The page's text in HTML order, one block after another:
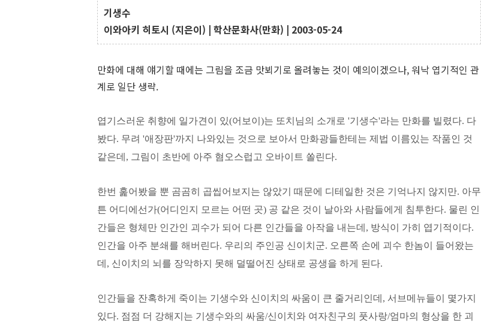
기생수
이와아키 히토시 (지은이) | 학산문화사(만화) | 2003-05-24
만화에 대해 얘기할 때에는 그림을 조금 맛뵈기로 올려놓는 것이 예의이겠으나, 워낙 엽기적인 관
계로 일단 생략.
엽기스러운 취향에 일가견이 있(어보이)는 또치님의 소개로 '기생수'라는 만화를 빌렸다. 다
봤다. 무려 '애장판'까지 나와있는 것으로 보아서 만화광들한테는 제법 이름있는 작품인 것
같은데, 그림이 초반에 아주 혐오스럽고 오바이트 쏠린다.
한번 훑어봤을 뿐 곰곰히 곱씹어보지는 않았기 때문에 디테일한 것은 기억나지 않지만. 아무
튼 어디에선가(어디인지 모르는 어떤 곳) 공 같은 것이 날아와 사람들에게 침투한다. 물린 인
간들은 형체만 인간인 괴수가 되어 다른 인간들을 아작을 내는데, 방식이 가히 엽기적이다.
인간을 아주 분쇄를 해버린다. 우리의 주인공 신이치군. 오른쪽 손에 괴수 한놈이 들어왔는
데, 신이치의 뇌를 장악하지 못해 덜떨어진 상태로 공생을 하게 된다.
인간들을 잔혹하게 죽이는 기생수와 신이치의 싸움이 큰 줄거리인데, 서브메뉴들이 몇가지
있다. 점점 더 강해지는 기생수와의 싸움/신이치와 여자친구의 풋사랑/엄마의 형상을 한 괴